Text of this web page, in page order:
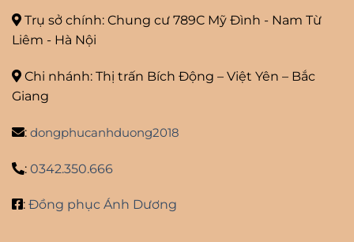
Trụ sở chính: Chung cư 789C Mỹ Đình - Nam Từ
Liêm - Hà Nội
Chi nhánh: Thị trấn Bích Động – Việt Yên – Bắc
Giang
: dongphucanhduong2018
: 0342.350.666
: Đồng phục Ánh Dương